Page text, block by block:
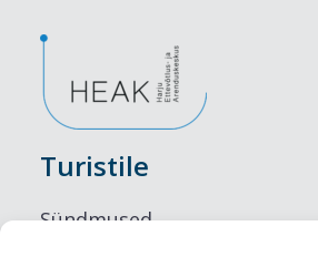
Turistile
Sündmused